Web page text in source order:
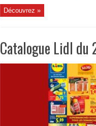
Découvrez »
Catalogue Lidl